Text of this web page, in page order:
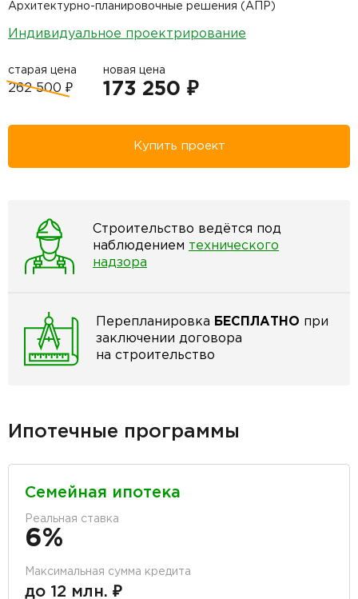
Архитектурно-планировочные решения (АПР)
Индивидуальное проектрирование
старая цена
262 500 ₽
новая цена
173 250 ₽
Купить проект
Строительство ведётся под
наблюдением технического
надзора
Перепланировка БЕСПЛАТНО при
заключении договора
на строительство
Ипотечные программы
Семейная ипотека
Реальная ставка
6%
Максимальная сумма кредита
до 12 млн. ₽